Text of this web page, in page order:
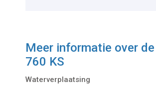
Meer informatie over de
760 KS
Waterverplaatsing